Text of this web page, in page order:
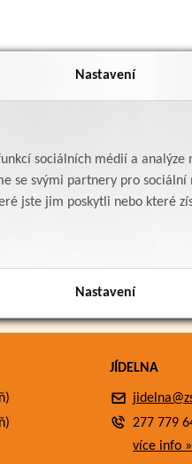
Nastavení
sociálních médií a analýze
se svými partnery pro
jste jim poskytli nebo které
Nastavení
JÍDELNA
277 779
více info »